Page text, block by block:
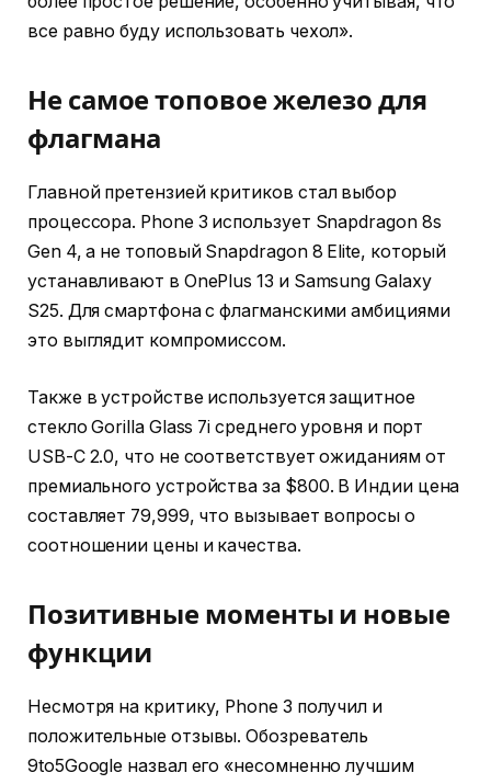
все равно буду использовать чехол».
Не самое топовое железо для
флагмана
Главной претензией критиков стал выбор
процессора. Phone 3 использует Snapdragon 8s
Gen 4, а не топовый Snapdragon 8 Elite, который
устанавливают в OnePlus 13 и Samsung Galaxy
S25. Для смартфона с флагманскими амбициями
это выглядит компромиссом.
Также в устройстве используется защитное
стекло Gorilla Glass 7i среднего уровня и порт
USB-C 2.0, что не соответствует ожиданиям от
премиального устройства за $800. В Индии цена
составляет ₹79,999, что вызывает вопросы о
соотношении цены и качества.
Позитивные моменты и новые
функции
Несмотря на критику, Phone 3 получил и
положительные отзывы. Обозреватель
9to5Google назвал его «несомненно лучшим